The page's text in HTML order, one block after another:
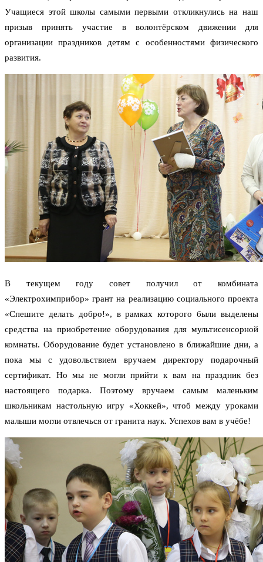
Учащиеся этой школы самыми первыми откликнулись на наш
призыв принять участие в волонтёрском движении для
организации праздников детям с особенностями физического
развития.
В текущем году совет получил от комбината
«Электрохимприбор» грант на реализацию социального проекта
«Спешите делать добро!», в рамках которого были выделены
средства на приобретение оборудования для мультисенсорной
комнаты. Оборудование будет установлено в ближайшие дни, а
пока мы с удовольствием вручаем директору подарочный
сертификат. Но мы не могли прийти к вам на праздник без
настоящего подарка. Поэтому вручаем самым маленьким
школьникам настольную игру «Хоккей», чтоб между уроками
малыши могли отвлечься от гранита наук. Успехов вам в учёбе!